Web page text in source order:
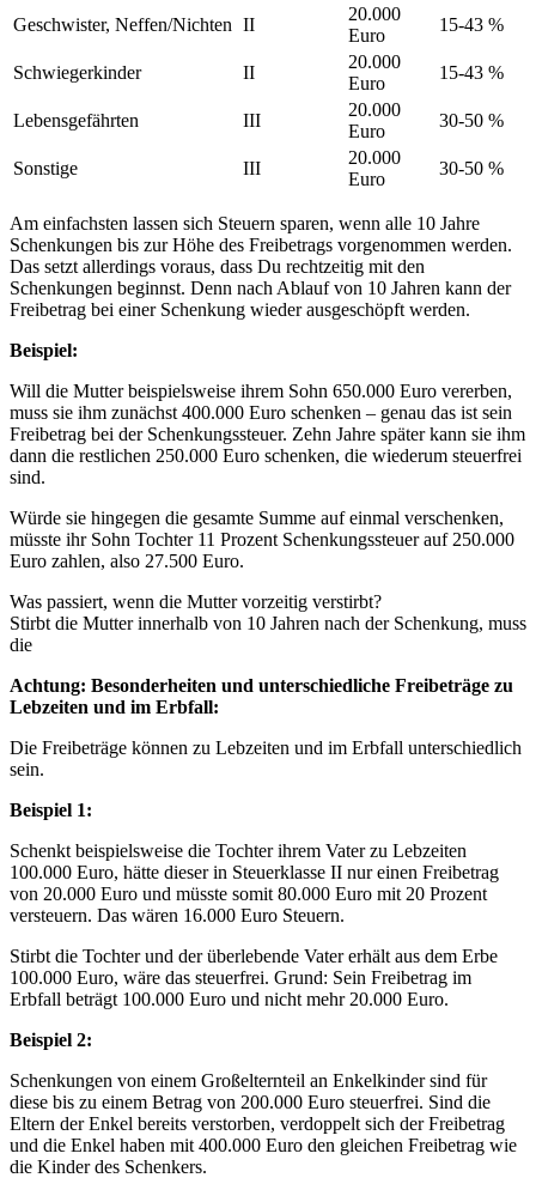
Geschwister, Neffen/Nichten II
20.000
Euro
15-43 %
Schwiegerkinder II
20.000
Euro
15-43 %
Lebensgefährten III
20.000
Euro
30-50 %
Sonstige III
20.000
Euro
30-50 %
Am einfachsten lassen sich Steuern sparen, wenn alle 10 Jahre
Schenkungen bis zur Höhe des Freibetrags vorgenommen werden.
Das setzt allerdings voraus, dass Du rechtzeitig mit den
Schenkungen beginnst. Denn nach Ablauf von 10 Jahren kann der
Freibetrag bei einer Schenkung wieder ausgeschöpft werden.
Beispiel:
Will die Mutter beispielsweise ihrem Sohn 650.000 Euro vererben,
muss sie ihm zunächst 400.000 Euro schenken – genau das ist sein
Freibetrag bei der Schenkungssteuer. Zehn Jahre später kann sie ihm
dann die restlichen 250.000 Euro schenken, die wiederum steuerfrei
sind.
Würde sie hingegen die gesamte Summe auf einmal verschenken,
müsste ihr Sohn Tochter 11 Prozent Schenkungssteuer auf 250.000
Euro zahlen, also 27.500 Euro.
Was passiert, wenn die Mutter vorzeitig verstirbt?
Stirbt die Mutter innerhalb von 10 Jahren nach der Schenkung, muss
die
Achtung: Besonderheiten und unterschiedliche Freibeträge zu
Lebzeiten und im Erbfall:
Die Freibeträge können zu Lebzeiten und im Erbfall unterschiedlich
sein.
Beispiel 1:
Schenkt beispielsweise die Tochter ihrem Vater zu Lebzeiten
100.000 Euro, hätte dieser in Steuerklasse II nur einen Freibetrag
von 20.000 Euro und müsste somit 80.000 Euro mit 20 Prozent
versteuern. Das wären 16.000 Euro Steuern.
Stirbt die Tochter und der überlebende Vater erhält aus dem Erbe
100.000 Euro, wäre das steuerfrei. Grund: Sein Freibetrag im
Erbfall beträgt 100.000 Euro und nicht mehr 20.000 Euro.
Beispiel 2:
Schenkungen von einem Großelternteil an Enkelkinder sind für
diese bis zu einem Betrag von 200.000 Euro steuerfrei. Sind die
Eltern der Enkel bereits verstorben, verdoppelt sich der Freibetrag
und die Enkel haben mit 400.000 Euro den gleichen Freibetrag wie
die Kinder des Schenkers.